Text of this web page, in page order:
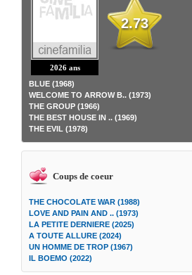
2026 ans
2.73
BLUE (1968)
WELCOME TO ARROW B.. (1973)
THE GROUP (1966)
THE BEST HOUSE IN .. (1969)
THE EVIL (1978)
Coups de coeur
THE CHOCOLATE WAR (1988)
LOVE AND PAIN AND .. (1973)
LA PETITE DERNIERE (2025)
A TOUTE ALLURE (2024)
UN HOMME DE TROP (1967)
IL BOEMO (2022)